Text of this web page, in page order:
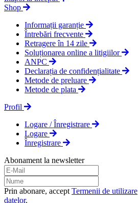
Shop
Informații garanție
Întrebări frecvente
Retragere în 14 zile
Soluționarea online a litigiilor
ANPC
Declarația de confidențialitate
Metode de preluare
Metode de plata
Profil
Logare / Înregistrare
Logare
Înregistrare
Abonament la newsletter
Prin abonare, accept Termenii de utilizare
datelor.